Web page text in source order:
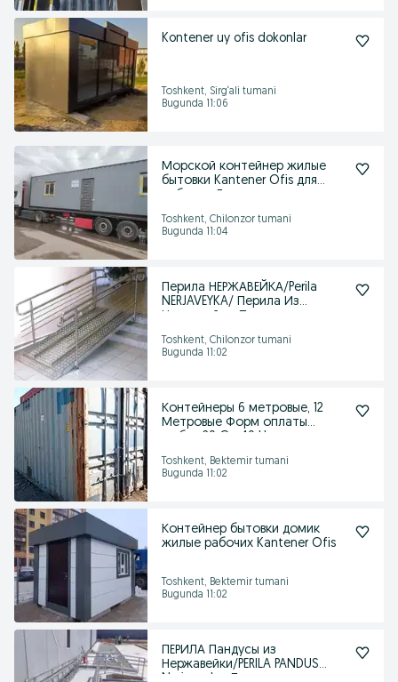
Kontener uy ofis dokonlar
Toshkent, Sirg‘ali tumani
Bugunda 11:06
Морской контейнер жилые
бытовки Kantener Ofis для
Toshkent, Chilonzor tumani
Bugunda 11:04
Перила НЕРЖАВЕЙКА/Perila
NERJAVEYKA/ Перила Из
Toshkent, Chilonzor tumani
Bugunda 11:02
Контейнеры 6 метровые, 12
Метровые Форм оплаты
Toshkent, Bektemir tumani
Bugunda 11:02
Контейнер бытовки домик
жилые рабочих Kantener Ofis
Toshkent, Bektemir tumani
Bugunda 11:02
ПЕРИЛА Пандусы из
Нержавейки/PERILA PANDUS